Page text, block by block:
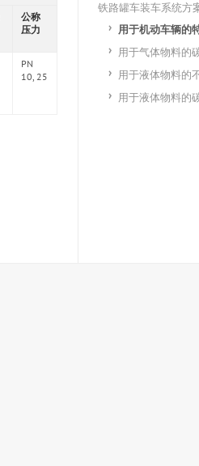
公称
压力
PN
10, 25
铁路罐车装车系统方
用于机动车辆的
用于气体物料的
用于液体物料的
用于液体物料的